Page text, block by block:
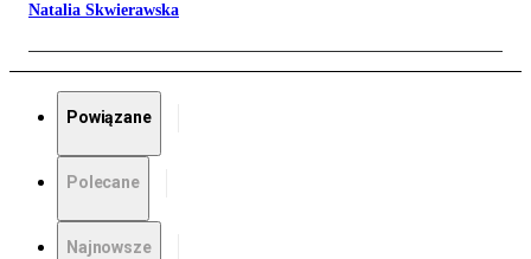
Natalia Skwierawska
Powiązane
Polecane
Najnowsze